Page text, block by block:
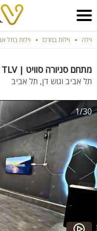
וילה וילות במרכז וילות בתל
מתחם סניורה סוויט | Senyora Suite TLV
תל אביב וגוש דן, תל אביב
1/30